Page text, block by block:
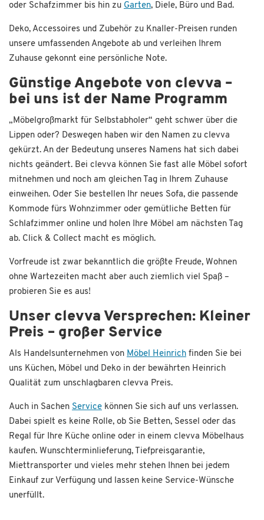
oder Schafzimmer bis hin zu Garten, Diele, Büro und Bad.
Deko, Accessoires und Zubehör zu Knaller-Preisen runden
unsere umfassenden Angebote ab und verleihen Ihrem
Zuhause gekonnt eine persönliche Note.
Günstige Angebote von clevva –
bei uns ist der Name Programm
„Möbelgroßmarkt für Selbstabholer“ geht schwer über die
Lippen oder? Deswegen haben wir den Namen zu clevva
gekürzt. An der Bedeutung unseres Namens hat sich dabei
nichts geändert. Bei clevva können Sie fast alle Möbel sofort
mitnehmen und noch am gleichen Tag in Ihrem Zuhause
einweihen. Oder Sie bestellen Ihr neues Sofa, die passende
Kommode fürs Wohnzimmer oder gemütliche Betten für
Schlafzimmer online und holen Ihre Möbel am nächsten Tag
ab. Click & Collect macht es möglich.
Vorfreude ist zwar bekanntlich die größte Freude, Wohnen
ohne Wartezeiten macht aber auch ziemlich viel Spaß –
probieren Sie es aus!
Unser clevva Versprechen: Kleiner
Preis – großer Service
Als Handelsunternehmen von Möbel Heinrich finden Sie bei
uns Küchen, Möbel und Deko in der bewährten Heinrich
Qualität zum unschlagbaren clevva Preis.
Auch in Sachen Service können Sie sich auf uns verlassen.
Dabei spielt es keine Rolle, ob Sie Betten, Sessel oder das
Regal für Ihre Küche online oder in einem clevva Möbelhaus
kaufen. Wunschterminlieferung, Tiefpreisgarantie,
Miettransporter und vieles mehr stehen Ihnen bei jedem
Einkauf zur Verfügung und lassen keine Service-Wünsche
unerfüllt.